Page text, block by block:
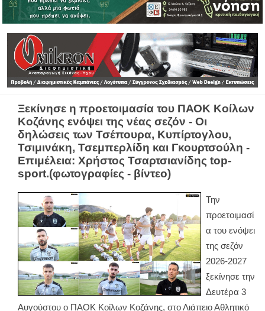
Ξεκίνησε η προετοιμασία του ΠΑΟΚ Κοίλων
Κοζάνης ενόψει της νέας σεζόν - Οι
δηλώσεις των Τσέπουρα, Κυπίρτογλου,
Τσιμινάκη, Τσεμπερλίδη και Γκουρτσούλη -
Επιμέλεια: Χρήστος Τσαρτσιανίδης top-
sport.(φωτογραφίες - βίντεο)
Την
προετοιμασί
α του ενόψει
της σεζόν
2026-2027
ξεκίνησε την
Δευτέρα 3
Αυγούστου ο ΠΑΟΚ Κοίλων Κοζάνης, στο Λιάπειο Αθλητικό